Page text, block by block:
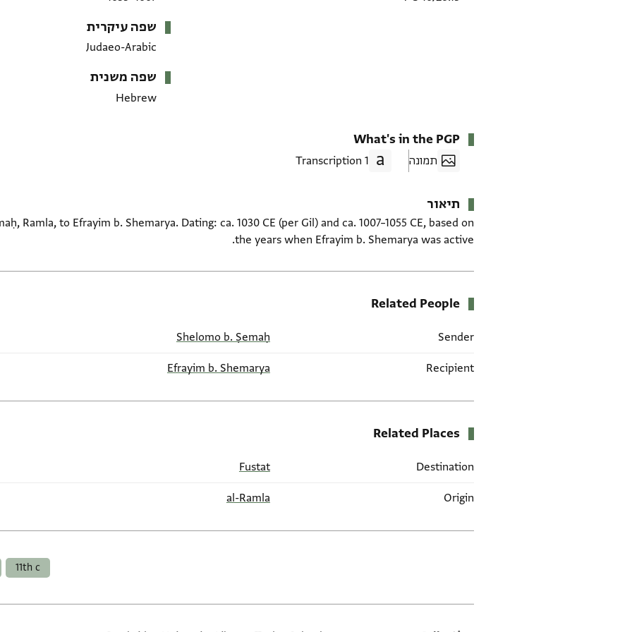
שפה עיקרית
Judaeo-Arabic
שפה משנית
Hebrew
What's in the PGP
תמונה 1 Transcription
תיאור
Ramla, to Efrayim b. Shemarya. Dating: ca. 1030 CE (per Gil) and ca. 1007–1055 CE, based on
the years when Efrayim b. Shemarya was active.
Related People
Sender
Shelomo b. Ṣemaḥ
Recipient
Efrayim b. Shemarya
Related Places
Destination
Fustat
Origin
al-Ramla
11th c